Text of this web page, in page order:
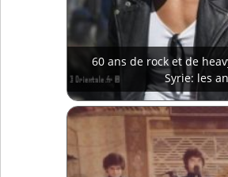
60 ans de rock et de
Syrie: les